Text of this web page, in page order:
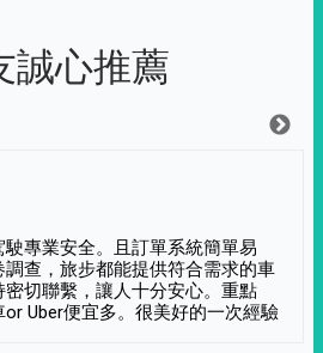
誠心推薦
專業安全。且訂單系統簡單易
查，旅步都能提供符合需求的車
切聯繫，讓人十分安心。重點
Uber便宜多。很美好的一次經驗